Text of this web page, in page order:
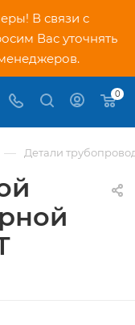
В связи с
Вас уточнять
0
— Детали